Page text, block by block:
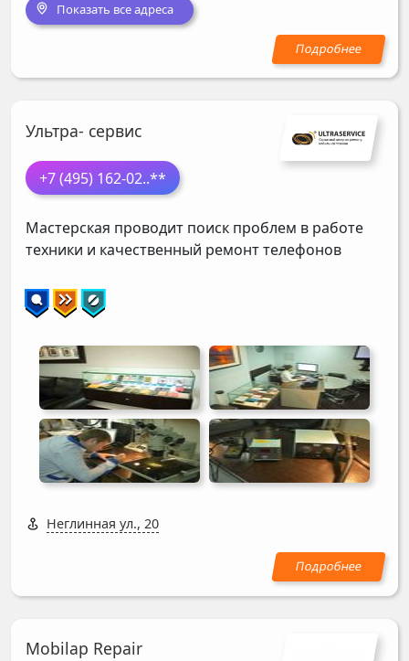
Показать все адреса
Ультра- сервис
+7 (495) 162-02..**
Мастерская проводит поиск проблем в работе
техники и качественный ремонт телефонов
Неглинная ул., 20
Mobilap Repair